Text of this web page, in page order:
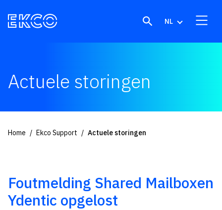
NL
Actuele storingen
Home Ekco Support Actuele storingen
Foutmelding Shared Mailboxen
Ydentic opgelost